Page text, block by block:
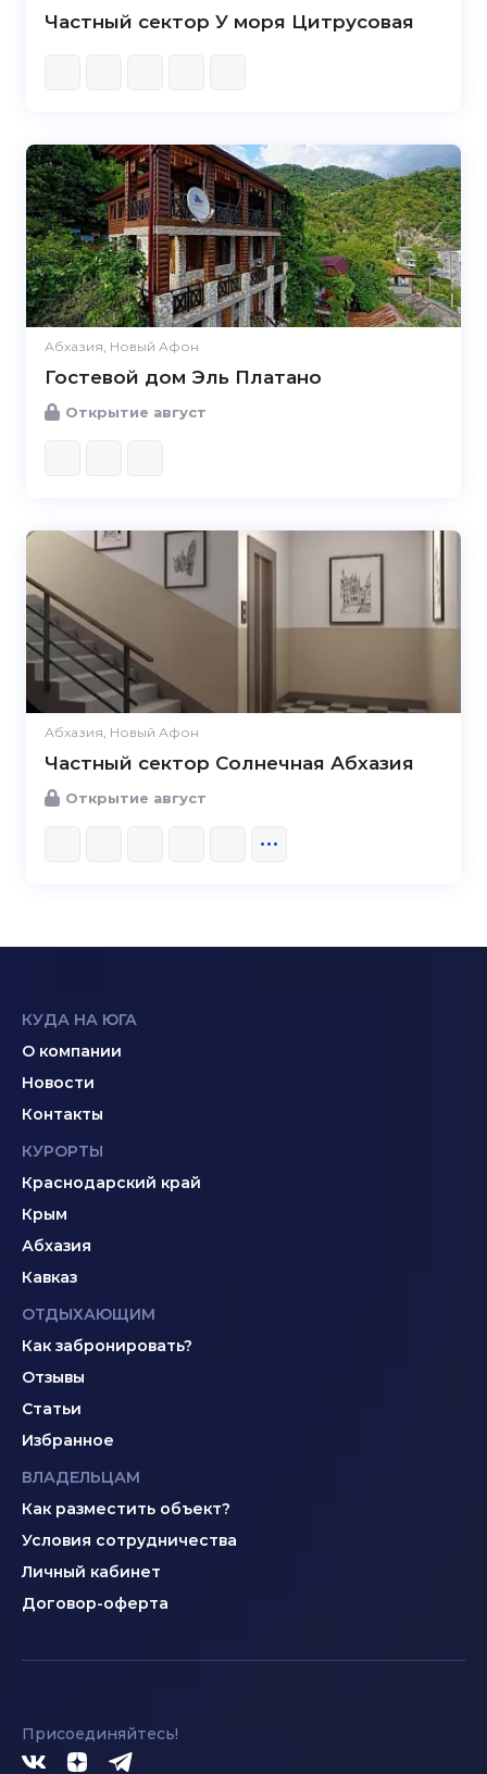
Частный сектор У моря Цитрусовая
Абхазия, Новый Афон
Гостевой дом Эль Платано
Открытие август
Абхазия, Новый Афон
Частный сектор Солнечная Абхазия
Открытие август
КУДА НА ЮГА
О компании
Новости
Контакты
КУРОРТЫ
Краснодарский край
Крым
Абхазия
Кавказ
ОТДЫХАЮЩИМ
Как забронировать?
Отзывы
Статьи
Избранное
ВЛАДЕЛЬЦАМ
Как разместить объект?
Условия сотрудничества
Личный кабинет
Договор-оферта
Присоединяйтесь!